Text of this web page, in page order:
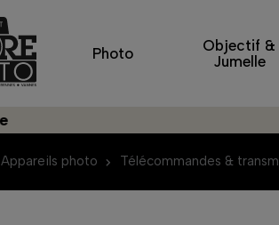
Photo
Objectif &
Jumelle
Appareils photo Télécommandes &